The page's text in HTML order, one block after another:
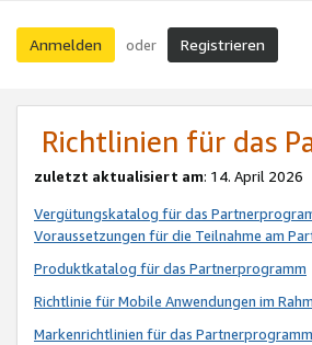
Anmelden oder Registrieren
Richtlinien für das
zuletzt aktualisiert am: 14. April 2026
Vergütungskatalog für das
Voraussetzungen für die Teilnahme am
Produktkatalog für das Partnerprogramm
Richtlinie für Mobile Anwendungen im
Markenrichtlinien für das Partnerprogramm